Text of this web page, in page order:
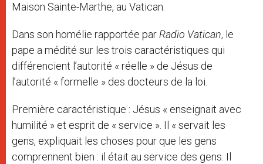
Maison Sainte-Marthe, au Vatican.
Dans son homélie rapportée parRadio Vatican, le
pape a médité sur les trois caractéristiques qui
différencient l’autorité « réelle » de Jésus de
l’autorité « formelle » des docteurs de la loi.
Première caractéristique : Jésus « enseignait avec
humilité » et esprit de « service ». Il « servait les
gens, expliquait les choses pour que les gens
comprennent bien : il était au service des gens. Il